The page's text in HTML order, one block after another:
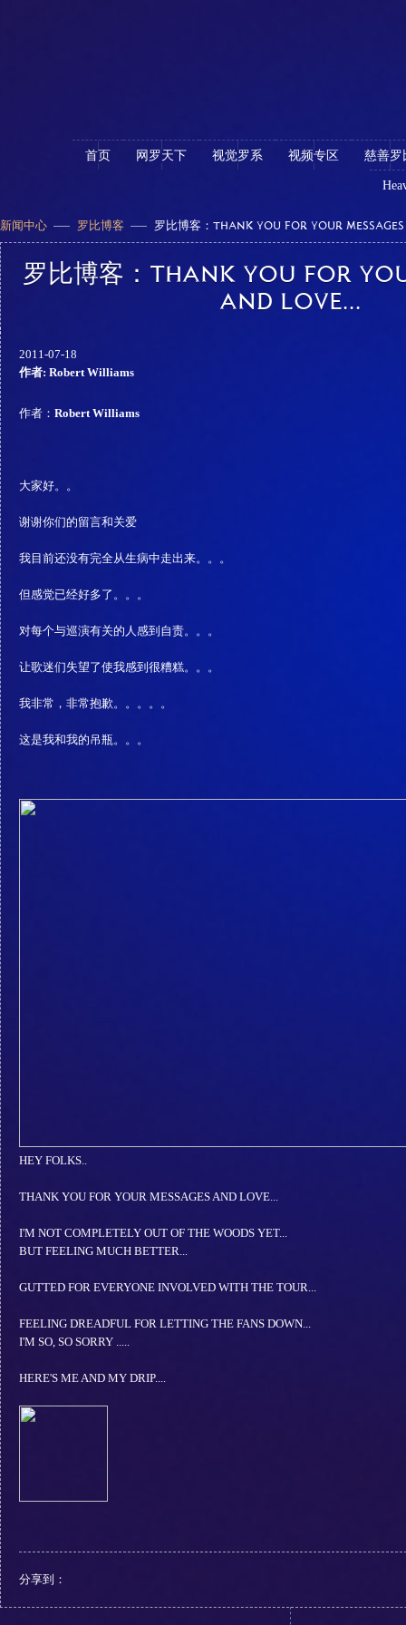
首页 网罗天下 视觉罗系 视频专区 慈善罗
新闻中心 罗比博客 罗比博客：THANK YOU FOR YOUR
罗比博客：THANK YOU FOR
AND LOVE...
2011-07-18
作者: Robert Williams
作者： Robert Williams
大家好。。
谢谢你们的留言和关爱
我目前还没有完全从生病中走出来。。。
但感觉已经好多了。。。
对每个与巡演有关的人感到自责。。。
让歌迷们失望了使我感到很糟糕。。。
我非常，非常抱歉。。。。。
这是我和我的吊瓶。。。
HEY FOLKS..
THANK YOU FOR YOUR MESSAGES AND LOVE...
I'M NOT COMPLETELY OUT OF THE WOODS YET...
BUT FEELING MUCH BETTER...
GUTTED FOR EVERYONE INVOLVED WITH THE TOUR...
FEELING DREADFUL FOR LETTING THE FANS DOWN...
I'M SO, SO SORRY .....
HERE'S ME AND MY DRIP....
分享到：